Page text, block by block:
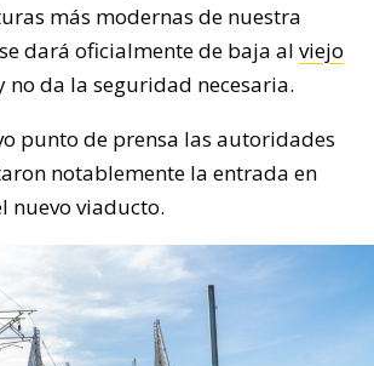
más modernas de nuestra
dará oficialmente de baja al viejo
no da la seguridad necesaria.
punto de prensa las autoridades
notablemente la entrada en
nuevo viaducto.